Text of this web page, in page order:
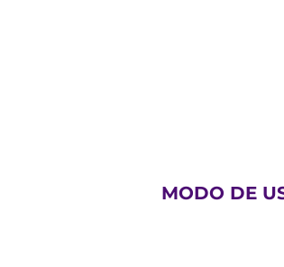
MODO DE